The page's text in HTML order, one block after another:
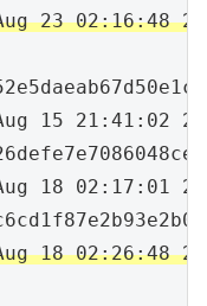
23 02:16:48
15 21:41:02
18 02:17:01
18 02:26:48